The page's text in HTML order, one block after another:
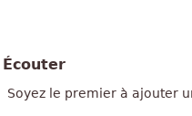
Écouter
Soyez le premier à ajouter